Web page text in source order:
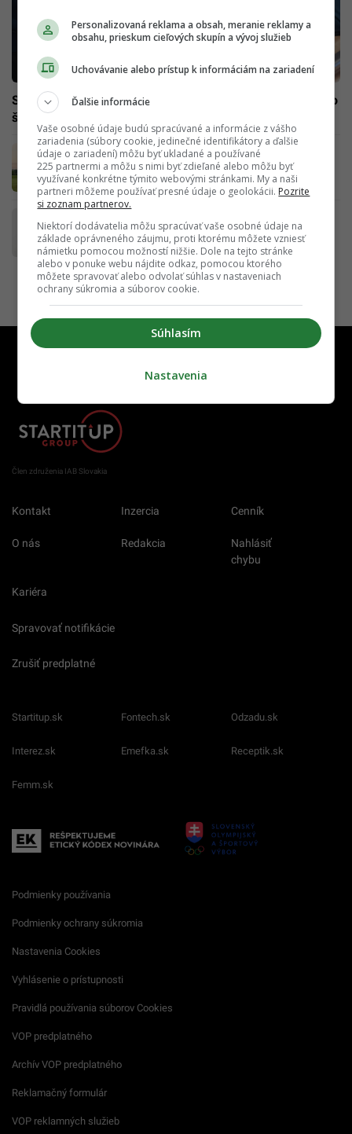
SaS žiada odchod „Homofóba roka“ z vlády. Matovič si zo
štátnej kasy vraj spravil pokladničku
IKEA začína vyrábať domy, vymysleli to
geniálne. Je extrémne lacný a vieš ho
zaparkovať na lúke
minimalizmom, ktorý stojí za to
Člen združenia IAB Slovakia
Kontakt Inzercia Cenník
O nás Redakcia
Nahlásiť
chybu
Kariéra
Spravovať notifikácie
Zrušiť predplatné
Startitup.sk Fontech.sk Odzadu.sk
Interez.sk Emefka.sk Receptik.sk
Femm.sk
Podmienky používania
Podmienky ochrany súkromia
Nastavenia Cookies
Vyhlásenie o prístupnosti
Pravidlá používania súborov Cookies
VOP predplatného
Archív VOP predplatného
Reklamačný formulár
VOP reklamných služieb
Personalizovaná reklama a obsah, meranie reklamy a
obsahu, prieskum cieľových skupín a vývoj služieb
Uchovávanie alebo prístup k informáciám na zariadení
Ďalšie informácie
Vaše osobné údaje budú spracúvané a informácie z vášho
zariadenia (súbory cookie, jedinečné identifikátory a ďalšie
údaje o zariadení) môžu byť ukladané a používané
225 partnermi a môžu s nimi byť zdieľané alebo môžu byť
využívané konkrétne týmito webovými stránkami. My a naši
partneri môžeme používať presné údaje o geolokácii. Pozrite
si zoznam partnerov.
Niektorí dodávatelia môžu spracúvať vaše osobné údaje na
základe oprávneného záujmu, proti ktorému môžete vzniesť
námietku pomocou možností nižšie. Dole na tejto stránke
alebo v ponuke webu nájdite odkaz, pomocou ktorého
môžete spravovať alebo odvolať súhlas v nastaveniach
ochrany súkromia a súborov cookie.
Súhlasím
Nastavenia